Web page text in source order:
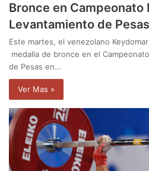
Bronce en Campeonato
Levantamiento de Pesas
Este martes, el venezolano
medalla de bronce en el
de Pesas en…
Ver Mas »